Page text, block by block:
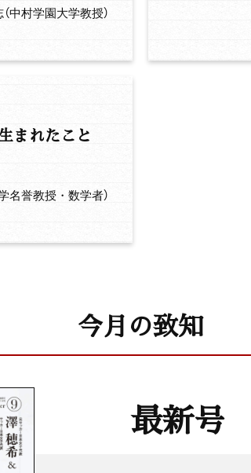
中村学園大学教授）
まれたこと
名誉教授・数学者）
今月の致知
最新号